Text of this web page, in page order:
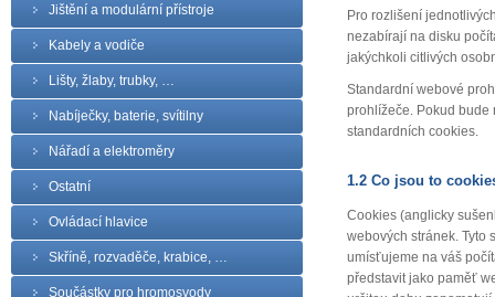
Jištění a modulární přístroje
Kabely a vodiče
Lišty, žlaby, trubky, …
Nabíječky, baterie, svítilny
Nářadí a elektroměry
Ostatní
Ovládací hlavice
Skříně, rozvaděče, krabice, …
Součástky pro hromosvody
Pro rozlišení
nezabírají na disku
jakýchkoli citlivých
Standardní webové
prohlížeče. Pokud bude
standardních cookies.
1.2 Co jsou to
Cookies (anglicky
webových stránek. Tyto
umísťujeme na váš
představit jako paměť